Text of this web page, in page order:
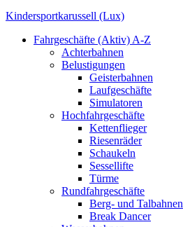
Kindersportkarussell (Lux)
Fahrgeschäfte (Aktiv) A-Z
Achterbahnen
Belustigungen
Geisterbahnen
Laufgeschäfte
Simulatoren
Hochfahrgeschäfte
Kettenflieger
Riesenräder
Schaukeln
Sessellifte
Türme
Rundfahrgeschäfte
Berg- und Talbahnen
Break Dancer